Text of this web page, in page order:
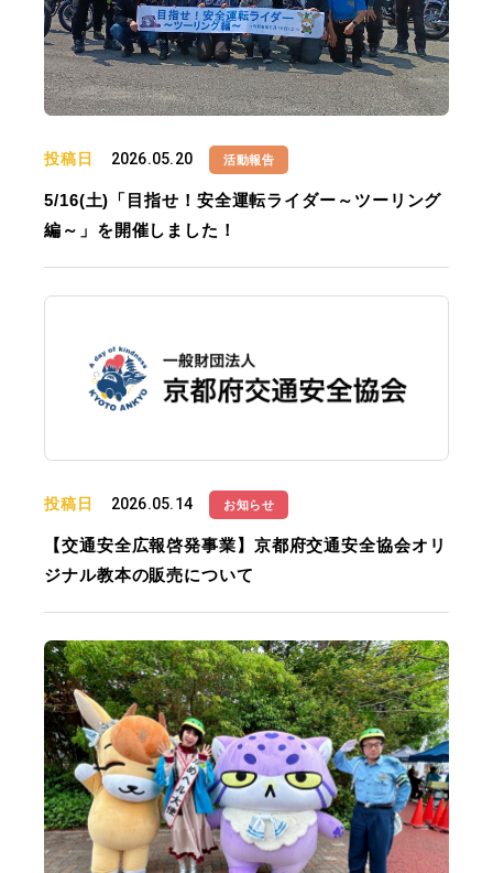
投稿日 2026.05.20 活動報告
5/16(土)「目指せ！安全運転ライダー～ツーリング
編～」を開催しました！
投稿日 2026.05.14 お知らせ
【交通安全広報啓発事業】京都府交通安全協会オリ
ジナル教本の販売について